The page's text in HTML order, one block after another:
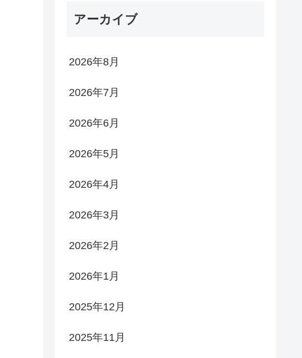
アーカイブ
2026年8月
2026年7月
2026年6月
2026年5月
2026年4月
2026年3月
2026年2月
2026年1月
2025年12月
2025年11月